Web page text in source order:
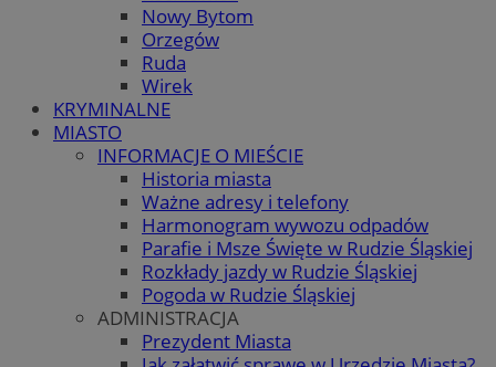
Nowy Bytom
Orzegów
Ruda
Wirek
KRYMINALNE
MIASTO
INFORMACJE O MIEŚCIE
Historia miasta
Ważne adresy i telefony
Harmonogram wywozu odpadów
Parafie i Msze Święte w Rudzie Śląskiej
Rozkłady jazdy w Rudzie Śląskiej
Pogoda w Rudzie Śląskiej
ADMINISTRACJA
Prezydent Miasta